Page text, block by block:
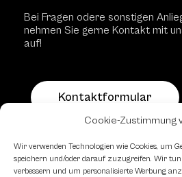
Cookie-Zustimmung
Wir verwenden Technologien wie Cookies, um
speichern und/oder darauf zuzugreifen. Wir
verbessern und um personalisierte Werbung
Bei Fragen odere sonstigen
nehmen Sie gerne Kontakt mit
auf!
Kontaktformular
Schachfreundliche